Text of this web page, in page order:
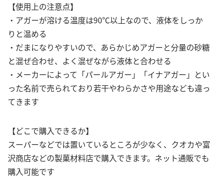
【使用上の注意点】
・アガーが溶ける温度は90℃以上なので、液体をしっか
りと温める
・だまになりやすいので、あらかじめアガーと分量の砂糖
と混ぜ合わせ、よく混ぜながら液体と合わせる
・メーカーによって「パールアガー」「イナアガー」とい
った名前で売られており若干やわらかさや用途なども違っ
てきます
【どこで購入できるか】
スーパーなどでは置いているところが少なく、クオカや富
沢商店などの製菓材料店で購入できます。ネット通販でも
購入可能です